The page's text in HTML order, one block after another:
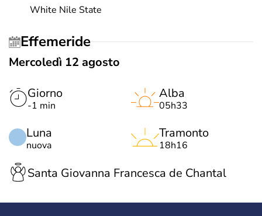
White Nile State
Effemeride
Mercoledì 12 agosto
Giorno
-1 min
Luna
nuova
Alba
05h33
Tramonto
18h16
Santa Giovanna Francesca de Chantal